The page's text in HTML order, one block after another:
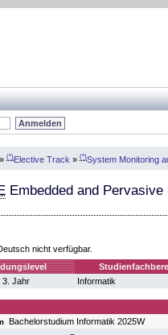
» (*)Elective Track » (*)System Monitoring
Embedded and Pervasive
nicht verfügbar.
3. Jahr Informatik
Bachelorstudium Informatik 2025W